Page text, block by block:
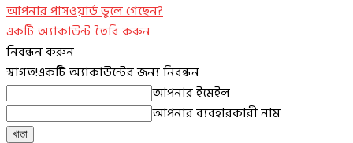
আপনার পাসওয়ার্ড ভুলে গেছেন?
একটি অ্যাকাউন্ট তৈরি করুন
নিবন্ধন করুন
স্বাগত!একটি অ্যাকাউন্টের জন্য নিবন্ধন
আপনার ইমেইল
আপনার ব্যবহারকারী নাম